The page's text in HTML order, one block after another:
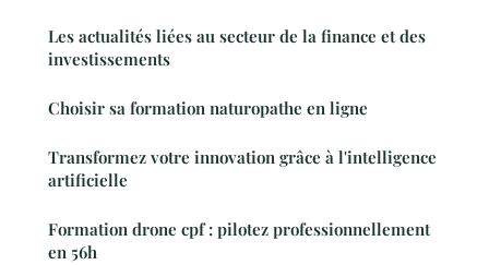
Les actualités liées au secteur de la finance et des
investissements
Choisir sa formation naturopathe en ligne
Transformez votre innovation grâce à l'intelligence
artificielle
Formation drone cpf : pilotez professionnellement
en 56h